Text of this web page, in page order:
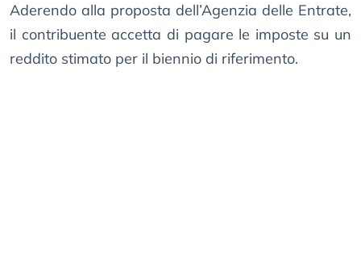
Aderendo alla proposta dell’Agenzia delle Entrate,
il contribuente accetta di pagare le imposte su un
reddito stimato per il biennio di riferimento.